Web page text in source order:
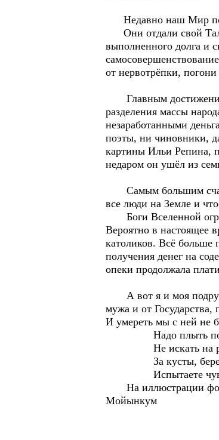
Недавно наш Мир
Они отдали свой
выполненного долга и
от нервотрёпки,
Главным
разделения массы
незаработанными
поэты, ни чиновники,
картины Ильи Репина,
недаром он ушёл из
Самым большим
все люди на Земле и
Боги Вселенной
Вероятно в настоящее
католиков. Всё
получения денег на
опеки продолжала
А вот я и моя
мужа и от
И умереть мы с ней не
Надо плыть по
Не искать на
За кусты, берега
Испытаете
На иллюстрации фото
Мойынкум